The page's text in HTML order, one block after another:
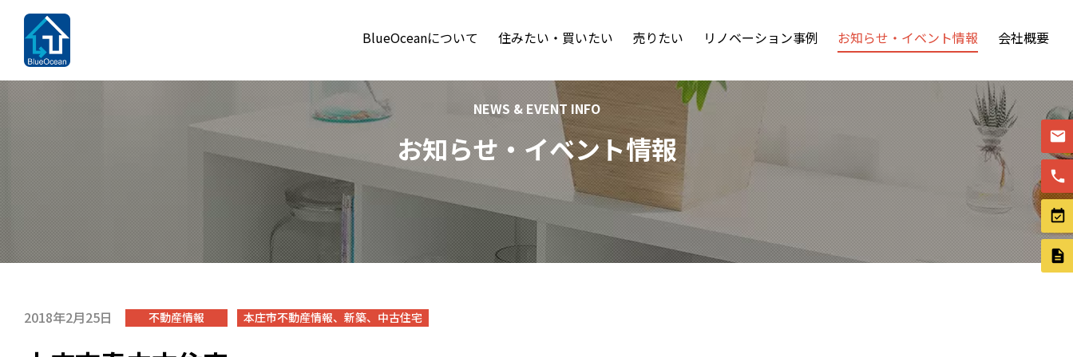
BlueOceanについて 住みたい・買いたい 売りたい リノベーション事例 お知らせ・イベント情報 会社概要
NEWS & EVENT INFO
お知らせ・イベント情報
2018年2月25日 不動産情報 本庄市不動産情報、新築、中古住宅